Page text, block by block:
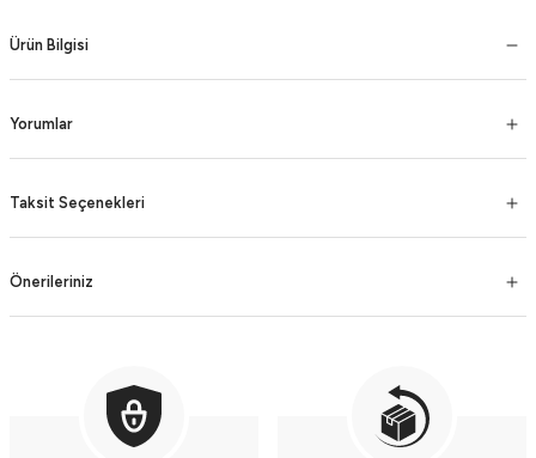
Ürün Bilgisi
Yorumlar
Taksit Seçenekleri
Önerileriniz